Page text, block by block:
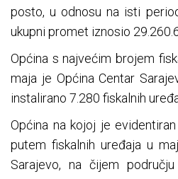
posto, u odnosu na isti
ukupni promet iznosio
Općina s najvećim brojem
maja je Općina Centar
instalirano 7.280 fiskalnih
Općina na kojoj je
putem fiskalnih uređaja u
Sarajevo, na čijem